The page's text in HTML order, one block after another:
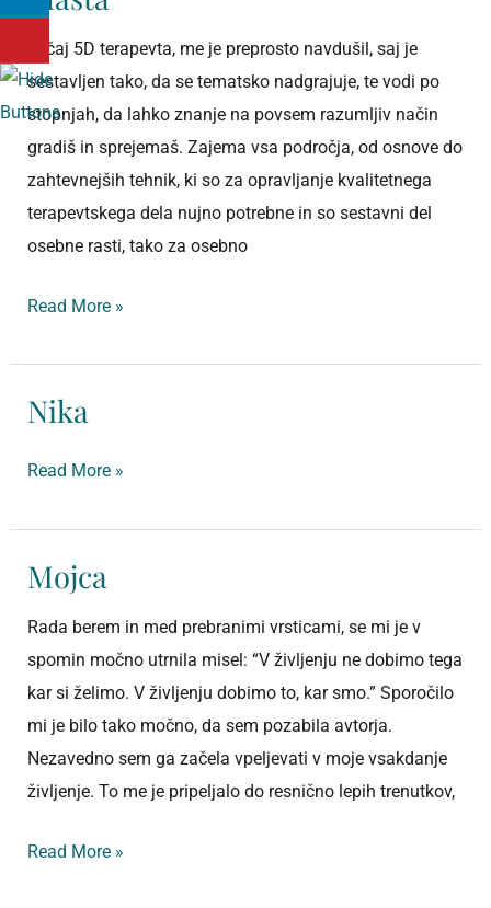
Tečaj 5D terapevta, me je preprosto navdušil, saj je
sestavljen tako, da se tematsko nadgrajuje, te vodi po
stopnjah, da lahko znanje na povsem razumljiv način
gradiš in sprejemaš. Zajema vsa področja, od osnove do
zahtevnejših tehnik, ki so za opravljanje kvalitetnega
terapevtskega dela nujno potrebne in so sestavni del
osebne rasti, tako za osebno
Read More »
Nika
Nika
Read More »
Mojca
Rada berem in med prebranimi vrsticami, se mi je v
spomin močno utrnila misel: “V življenju ne dobimo tega
kar si želimo. V življenju dobimo to, kar smo.” Sporočilo
mi je bilo tako močno, da sem pozabila avtorja.
Nezavedno sem ga začela vpeljevati v moje vsakdanje
življenje. To me je pripeljalo do resnično lepih trenutkov,
Mojca
Read More »